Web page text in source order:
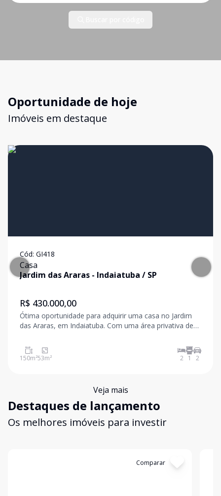
Oportunidade de hoje
Imóveis em destaque
Cód: GI418
Casa
Jardim das Araras - Indaiatuba / SP
R$ 430.000,00
Ótima oportunidade para adquirir uma casa no Jardim
das Araras, em Indaiatuba. Com uma área privativa de
dormitórios e 1 banheiro social, ideal para você e sua
família. Não perca a chance de conhecer seu
150m²53m² 2 1 2
Veja mais
Destaques de lançamento
Os melhores imóveis para investir
Comparar